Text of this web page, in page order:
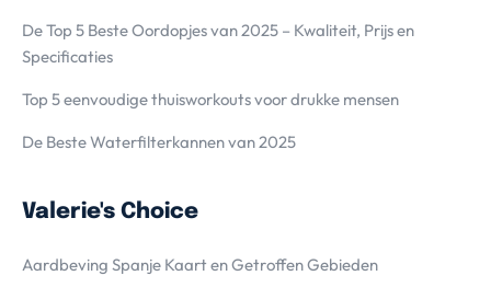
De Top 5 Beste Oordopjes van 2025 – Kwaliteit, Prijs en
Specificaties
Top 5 eenvoudige thuisworkouts voor drukke mensen
De Beste Waterfilterkannen van 2025
Valerie's Choice
Aardbeving Spanje Kaart en Getroffen Gebieden